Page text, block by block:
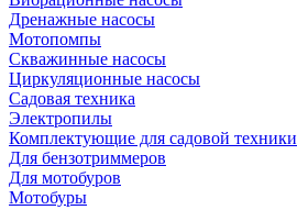
Дренажные насосы
Мотопомпы
Скважинные насосы
Циркуляционные насосы
Садовая техника
Электропилы
Комплектующие для садовой техники
Для бензотриммеров
Для мотобуров
Мотобуры